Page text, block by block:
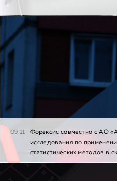
09.11
Форексис совместно с АО
исследования по
статистических методов в